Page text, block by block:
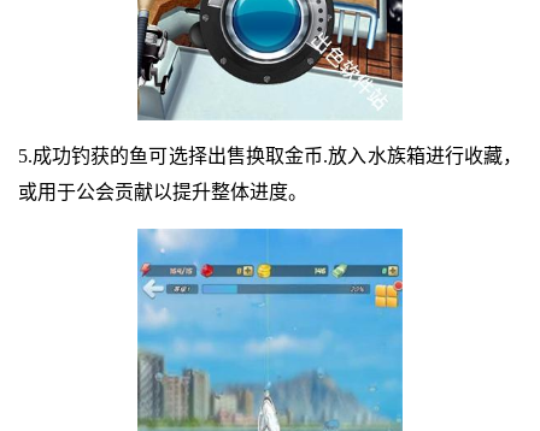
5.成功钓获的鱼可选择出售换取金币.放入水族箱进行收藏，
或用于公会贡献以提升整体进度。